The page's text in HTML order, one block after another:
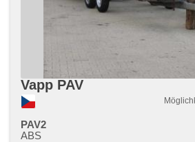
Vapp PAV
PAV2
ABS